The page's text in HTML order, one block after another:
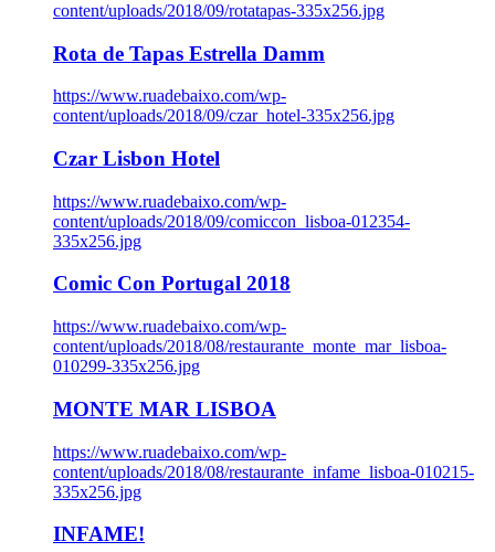
content/uploads/2018/09/rotatapas-335x256.jpg
Rota de Tapas Estrella Damm
https://www.ruadebaixo.com/wp-
content/uploads/2018/09/czar_hotel-335x256.jpg
Czar Lisbon Hotel
https://www.ruadebaixo.com/wp-
content/uploads/2018/09/comiccon_lisboa-012354-
335x256.jpg
Comic Con Portugal 2018
https://www.ruadebaixo.com/wp-
content/uploads/2018/08/restaurante_monte_mar_lisboa-
010299-335x256.jpg
MONTE MAR LISBOA
https://www.ruadebaixo.com/wp-
content/uploads/2018/08/restaurante_infame_lisboa-010215-
335x256.jpg
INFAME!